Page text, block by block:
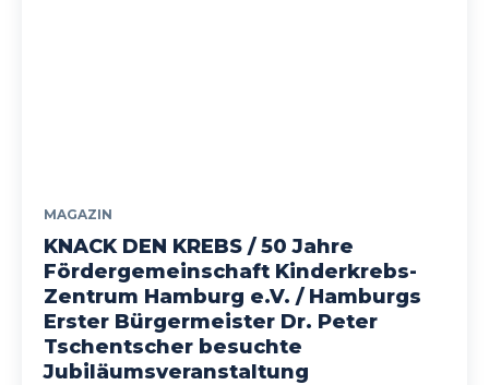
MAGAZIN
KNACK DEN KREBS / 50 Jahre
Fördergemeinschaft Kinderkrebs-
Zentrum Hamburg e.V. / Hamburgs
Erster Bürgermeister Dr. Peter
Tschentscher besuchte
Jubiläumsveranstaltung